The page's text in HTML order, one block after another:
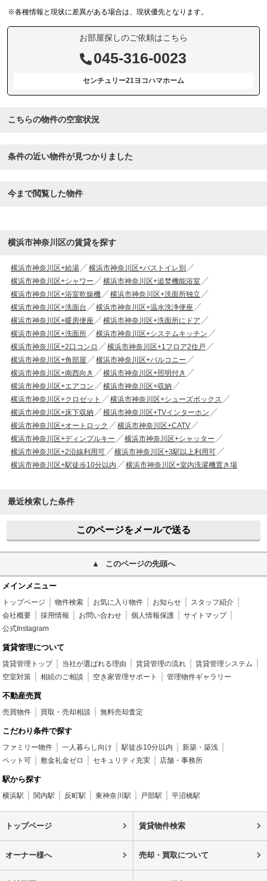
※各種情報と現状に差異がある場合は、現状優先となります。
お部屋探しのご依頼はこちら
045-316-0023
センチュリー21ヨコハマホーム
こちらの物件の空室状況
条件の近い物件が見つかりました
今まで閲覧した物件
横浜市神奈川区の賃貸を探す
横浜市神奈川区+給湯
横浜市神奈川区+バストイレ別
横浜市神奈川区+シャワー
横浜市神奈川区+追焚機能浴室
横浜市神奈川区+浴室乾燥機
横浜市神奈川区+洗面所独立
横浜市神奈川区+洗面台
横浜市神奈川区+温水洗浄便座
横浜市神奈川区+暖房便座
横浜市神奈川区+洗面所にドア
横浜市神奈川区+洗面所
横浜市神奈川区+システムキッチン
横浜市神奈川区+2口コンロ
横浜市神奈川区+1フロア2住戸
横浜市神奈川区+角部屋
横浜市神奈川区+バルコニー
横浜市神奈川区+南西向き
横浜市神奈川区+照明付き
横浜市神奈川区+エアコン
横浜市神奈川区+収納
横浜市神奈川区+クロゼット
横浜市神奈川区+シューズボックス
横浜市神奈川区+床下収納
横浜市神奈川区+TVインターホン
横浜市神奈川区+オートロック
横浜市神奈川区+CATV
横浜市神奈川区+ディンプルキー
横浜市神奈川区+シャッター
横浜市神奈川区+2沿線利用可
横浜市神奈川区+3駅以上利用可
横浜市神奈川区+駅徒歩10分以内
横浜市神奈川区+室内洗濯機置き場
最近検索した条件
このページをメールで送る
このページの先頭へ
メインメニュー
トップページ 物件検索 お気に入り物件 お知らせ
スタッフ紹介
会社概要
採用情報 お問い合わせ 個人情報保護
サイトマップ
公式Instagram
賃貸管理について
賃貸管理トップ 当社が選ばれる理由 賃貸管理の流れ
賃貸管理システム
空室対策
相続のご相談 空き家管理サポート 管理物件ギャラリー
不動産売買
売買物件 買取・売却相談 無料売却査定
こだわり条件で探す
ファミリー物件 一人暮らし向け 駅徒歩10分以内
新築・築浅
ペット可
敷金礼金ゼロ セキュリティ充実 店舗・事務所
駅から探す
横浜駅 関内駅 反町駅 東神奈川駅 戸部駅 平沼橋駅
トップページ 賃貸物件検索
オーナー様へ 売却・買取について